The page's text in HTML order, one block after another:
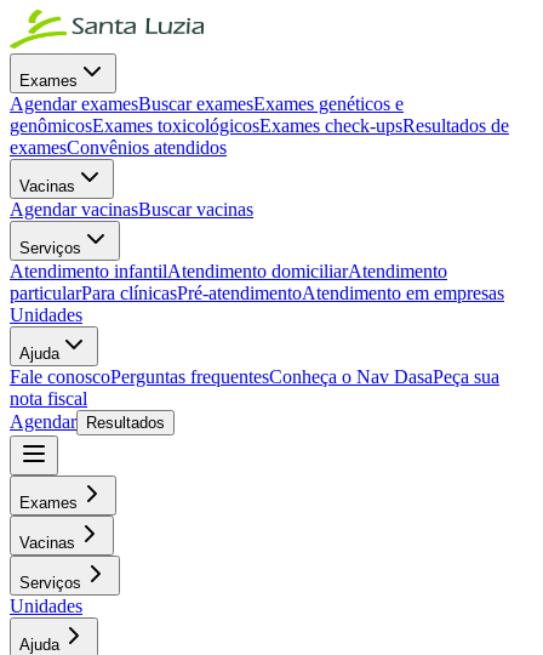
Exames
Agendar examesBuscar examesExames genéticos e
genômicosExames toxicológicosExames check-upsResultados de
examesConvênios atendidos
Vacinas
Agendar vacinasBuscar vacinas
Serviços
Atendimento infantilAtendimento domiciliarAtendimento
particularPara clínicasPré-atendimentoAtendimento em empresas
Unidades
Ajuda
Fale conoscoPerguntas frequentesConheça o Nav DasaPeça sua
nota fiscal
Agendar
Resultados
Exames
Vacinas
Serviços
Unidades
Ajuda